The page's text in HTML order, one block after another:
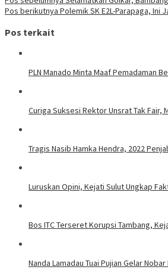
Pos berikutnya Polemik SK E2L-Parapaga, Ini
Pos terkait
PLN Manado Minta Maaf Pemadaman
Curiga Suksesi Rektor Unsrat Tak
Tragis Nasib Hamka Hendra, 2022
Luruskan Opini, Kejati Sulut Ungkap
Bos ITC Terseret Korupsi Tambang,
Nanda Lamadau Tuai Pujian Gelar